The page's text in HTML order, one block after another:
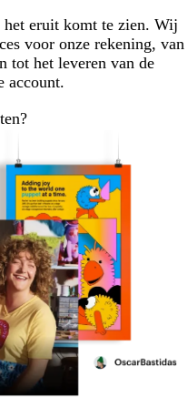
het eruit komt te zien. Wij
voor onze rekening, van
tot het leveren van de
account.